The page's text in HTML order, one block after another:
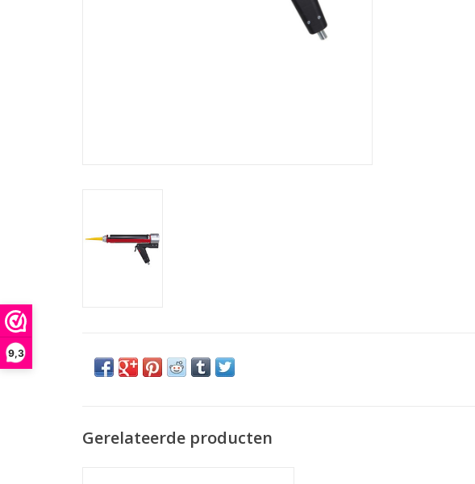
9,3
Gerelateerde producten